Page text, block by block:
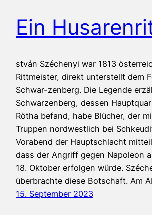
Ein
stván Széchenyi war 1813
Rittmeister, direkt unterstellt dem
Schwar-zenberg. Die Legende
Schwarzenberg, dessen
Rötha befand, habe Blücher, der
Truppen nordwestlich bei
Vorabend der Hauptschlacht
dass der Angriff gegen Napoleon
18. Oktober erfolgen würde.
überbrachte diese Botschaft. Am
15. September 2023